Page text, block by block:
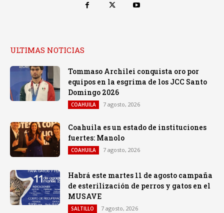
ULTIMAS NOTICIAS
Tommaso Archilei conquista oro por
equipos en la esgrima de los JCC Santo
Domingo 2026
COAHUILA 7 agosto, 2026
Coahuila es un estado de instituciones
fuertes: Manolo
COAHUILA 7 agosto, 2026
Habrá este martes 11 de agosto campaña
de esterilización de perros y gatos en el
MUSAVE
SALTILLO 7 agosto, 2026